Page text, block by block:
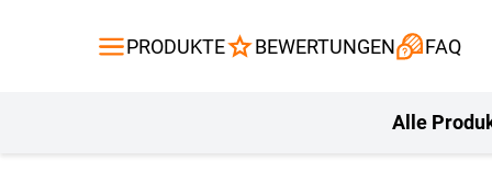
PRODUKTE BEWERTUNGEN FAQ
Alle
Gardinen